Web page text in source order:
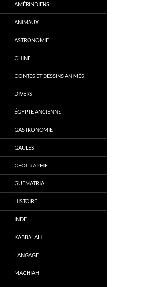
AMÉRINDIENS
ANIMAUX
ASTRONOMIE
CHINE
CONTES ET DESSINS ANIMÉS
DIVERS
ÉGYPTE ANCIENNE
GASTRONOMIE
GAULES
GEOGRAPHIE
GUEMATRIA
HISTOIRE
INDE
KABBALAH
LANGAGE
MACHIAH